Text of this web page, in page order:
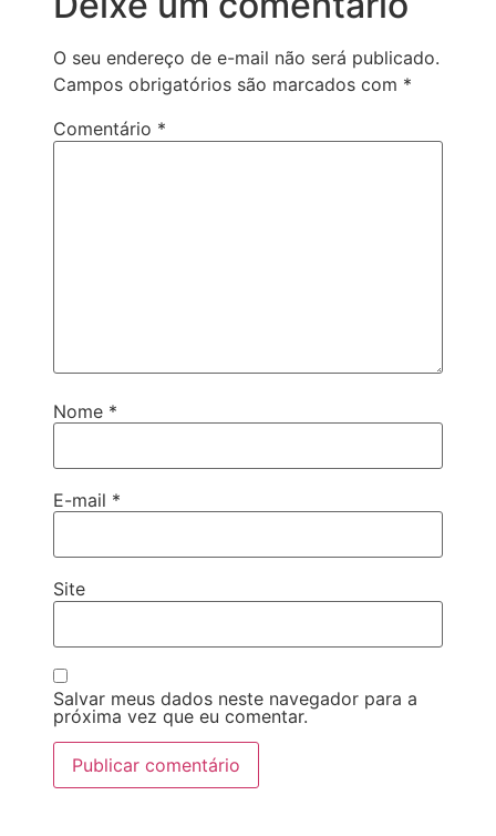
O seu endereço de e-mail não será publicado.
Campos obrigatórios são marcados com *
Comentário *
Nome *
E-mail *
Site
Salvar meus dados neste navegador para a
próxima vez que eu comentar.